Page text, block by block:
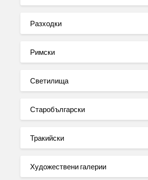
Разходки
Римски
Светилища
Старобългарски
Тракийски
Художествени галерии